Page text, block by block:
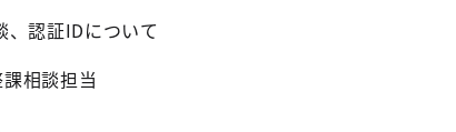
、認証IDについて
相談担当